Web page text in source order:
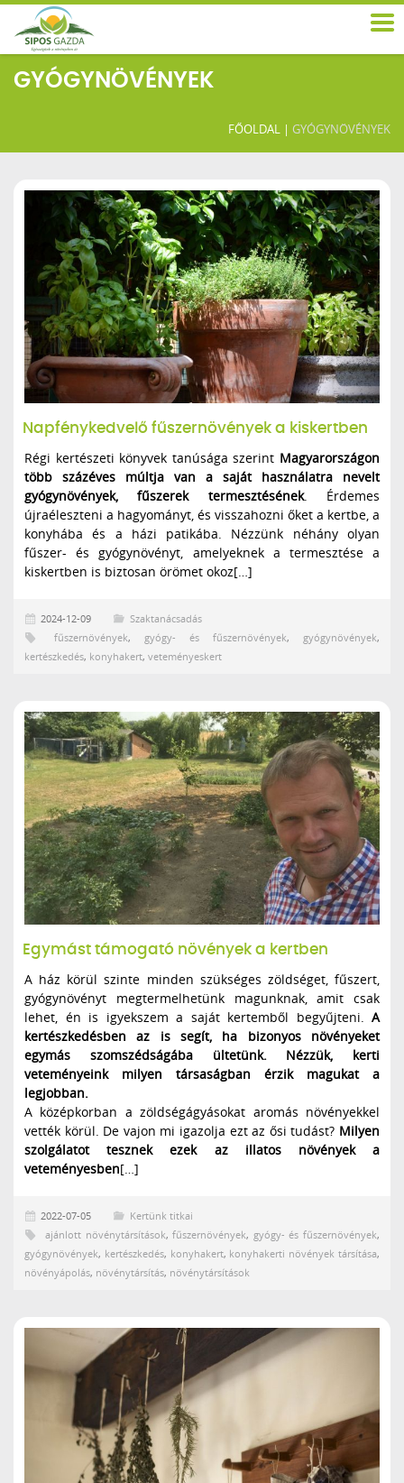
GYÓGYNÖVÉNYEK
FŐOLDAL | GYÓGYNÖVÉNYEK
Napfénykedvelő fűszernövények a kiskertben
Régi kertészeti könyvek tanúsága szerint Magyarországon
több százéves múltja van a saját használatra nevelt
gyógynövények, fűszerek termesztésének. Érdemes
újraéleszteni a hagyományt, és visszahozni őket a kertbe, a
konyhába és a házi patikába. Nézzünk néhány olyan
fűszer- és gyógynövényt, amelyeknek a termesztése a
kiskertben is biztosan örömet okoz[…]
2024-12-09
Szaktanácsadás
fűszernövények, gyógy- és fűszernövények, gyógynövények,
kertészkedés, konyhakert, veteményeskert
Egymást támogató növények a kertben
A ház körül szinte minden szükséges zöldséget, fűszert,
gyógynövényt megtermelhetünk magunknak, amit csak
lehet, én is igyekszem a saját kertemből begyűjteni. A
kertészkedésben az is segít, ha bizonyos növényeket
egymás szomszédságába ültetünk. Nézzük, kerti
veteményeink milyen társaságban érzik magukat a
legjobban.
A középkorban a zöldségágyásokat aromás növényekkel
vették körül. De vajon mi igazolja ezt az ősi tudást? Milyen
szolgálatot tesznek ezek az illatos növények a
veteményesben[…]
2022-07-05
Kertünk titkai
ajánlott növénytársítások,fűszernövények, gyógy- és fűszernövények,
gyógynövények, kertészkedés, konyhakert, konyhakerti növények társítása,
növényápolás, növénytársítás, növénytársítások